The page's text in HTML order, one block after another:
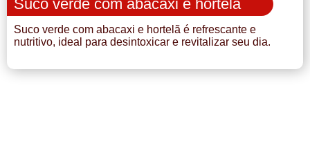
Suco verde com abacaxi e hortelã
Suco verde com abacaxi e hortelã é refrescante e
nutritivo, ideal para desintoxicar e revitalizar seu dia.